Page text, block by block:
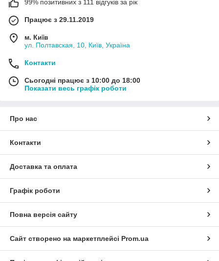
99% позитивних з 111 відгуків за рік
Працює з 29.11.2019
м. Київ
ул. Полтавская, 10, Київ, Україна
Контакти
Сьогодні працює з 10:00 до 18:00
Показати весь графік роботи
Про нас
Контакти
Доставка та оплата
Графік роботи
Повна версія сайту
Сайт створено на маркетплейсі Prom.ua